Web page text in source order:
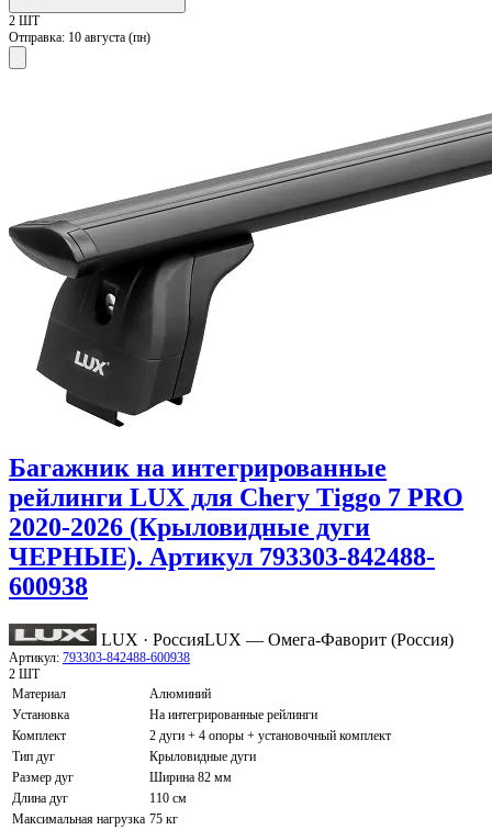
2 ШТ
Отправка: 10 августа (пн)
Багажник на интегрированные
рейлинги LUX для Chery Tiggo 7 PRO
2020-2026 (Крыловидные дуги
ЧЕРНЫЕ). Артикул 793303-842488-
600938
LUX · РоссияLUX — Омега-Фаворит (Россия)
Артикул: 793303-842488-600938
2 ШТ
Материал
Алюминий
Установка
На интегрированные рейлинги
Комплект
2 дуги + 4 опоры + установочный комплект
Тип дуг
Крыловидные дуги
Размер дуг
Ширина 82 мм
Длина дуг
110 см
Максимальная нагрузка 75 кг